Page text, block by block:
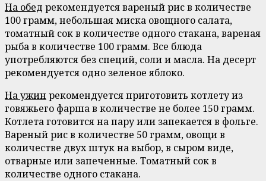
На обед рекомендуется вареный рис в количестве
100 грамм, небольшая миска овощного салата,
томатный сок в количестве одного стакана, вареная
рыба в количестве 100 грамм. Все блюда
употребляются без специй, соли и масла. На десерт
рекомендуется одно зеленое яблоко.
На ужин рекомендуется приготовить котлету из
говяжьего фарша в количестве не более 150 грамм.
Котлета готовится на пару или запекается в фольге.
Вареный рис в количестве 50 грамм, овощи в
количестве двух штук на выбор, в сыром виде,
отварные или запеченные. Томатный сок в
количестве одного стакана.